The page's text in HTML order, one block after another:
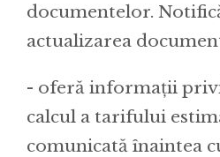
documentelor.
actualizarea
- oferă informații
calcul a tarifului
comunicată înaintea